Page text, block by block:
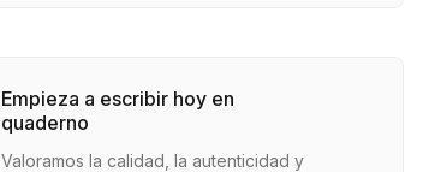
Empieza a escribir hoy en
quaderno
Valoramos la calidad, la autenticidad y